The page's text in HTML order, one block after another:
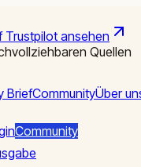
Trustpilot ansehen
Quellen
BriefCommunityÜber
Community